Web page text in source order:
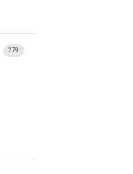
279